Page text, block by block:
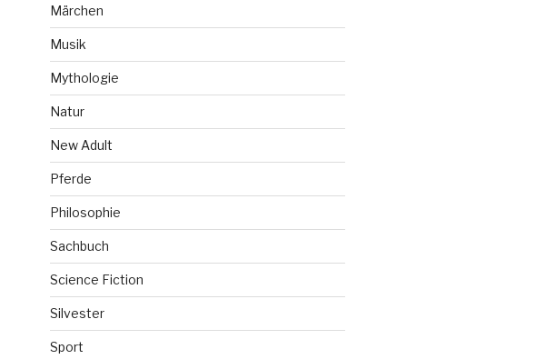
Märchen
Musik
Mythologie
Natur
New Adult
Pferde
Philosophie
Sachbuch
Science Fiction
Silvester
Sport